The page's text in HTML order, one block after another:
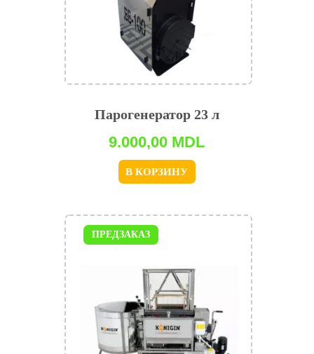
Парогенератор 23 л
9.000,00 MDL
В КОРЗИНУ
ПРЕДЗАКАЗ